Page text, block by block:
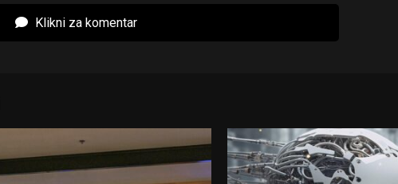
Klikni za komentar